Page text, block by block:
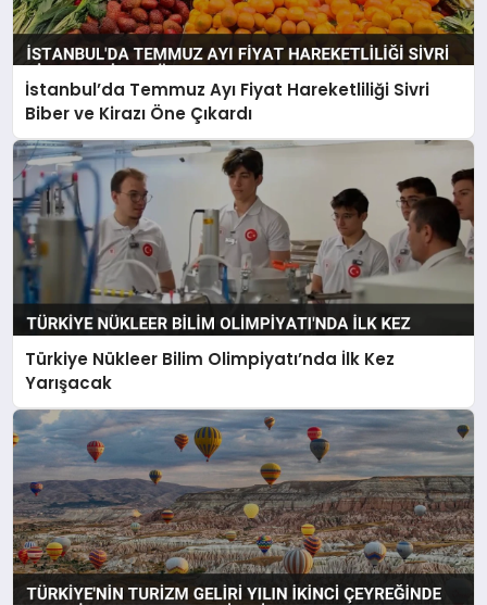
İstanbul’da Temmuz Ayı Fiyat Hareketliliği Sivri
Biber ve Kirazı Öne Çıkardı
Türkiye Nükleer Bilim Olimpiyatı’nda İlk Kez
Yarışacak